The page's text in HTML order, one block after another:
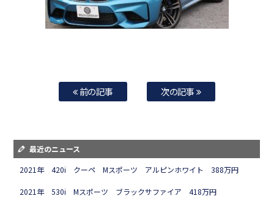
前の記事 次の記事
最近のニュース
2021年 420i クーペ Mスポーツ アルピンホワイト 388万円
2021年 530i Mスポーツ ブラックサファイア 418万円